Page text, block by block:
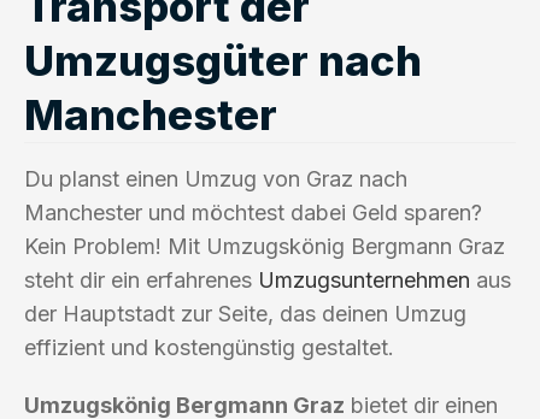
Umzugsgüter nach
Manchester
Du planst einen Umzug von Graz nach
Manchester und möchtest dabei Geld sparen?
Kein Problem! Mit Umzugskönig Bergmann Graz
steht dir ein erfahrenes Umzugsunternehmen aus
der Hauptstadt zur Seite, das deinen Umzug
effizient und kostengünstig gestaltet.
Umzugskönig Bergmann Graz bietet dir einen